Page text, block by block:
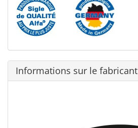
Informations sur le fabricant